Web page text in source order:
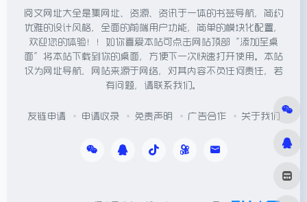
阅文网址大全是集网址、资源、资讯于一体的书签导航，简约
优雅的设计风格，全面的前端用户功能，简单的模块化配置，
欢迎您的体验！！如你喜爱本站可点击网站顶部“添加至桌
面”将本站下载到你的桌面，方便下一次快速打开使用。本站
仅为网址导航，网站来源于网络，对其内容不负任何责任，若
有问题，请联系我们。
友链申请 申请收录 免责声明 广告合作 关于我们